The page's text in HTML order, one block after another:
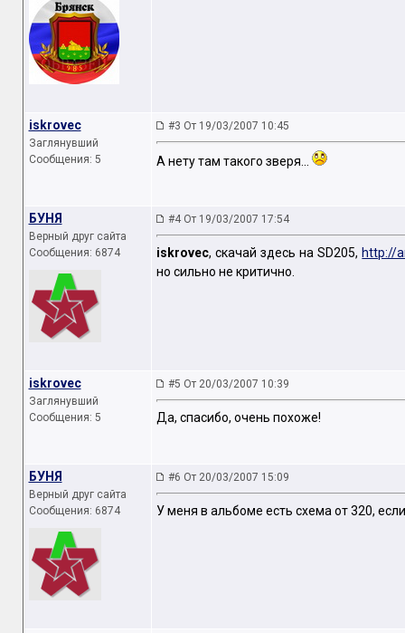
iskrovec
Заглянувший
Сообщения: 5
#3 От 19/03/2007 10:45
А нету там такого зверя...
БУНЯ
Верный друг сайта
Сообщения: 6874
#4 От 19/03/2007 17:54
iskrovec, скачай здесь на SD205, http://
но сильно не критично.
iskrovec
Заглянувший
Сообщения: 5
#5 От 20/03/2007 10:39
Да, спасибо, очень похоже!
БУНЯ
Верный друг сайта
Сообщения: 6874
#6 От 20/03/2007 15:09
У меня в альбоме есть схема от 320,